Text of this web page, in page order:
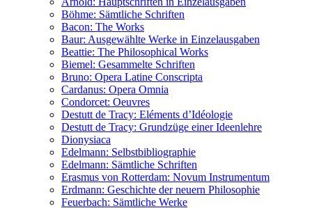
Böhme: Sämtliche Schriften
Bacon: The Works
Baur: Ausgewählte Werke in Einzelausgaben
Beattie: The Philosophical Works
Biemel: Gesammelte Schriften
Bruno: Opera Latine Conscripta
Cardanus: Opera Omnia
Condorcet: Oeuvres
Destutt de Tracy: Eléments d’Idéologie
Destutt de Tracy: Grundzüge einer Ideenlehre
Dionysiaca
Edelmann: Selbstbibliographie
Edelmann: Sämtliche Schriften
Erasmus von Rotterdam: Novum Instrumentum
Erdmann: Geschichte der neuern Philosophie
Feuerbach: Sämtliche Werke